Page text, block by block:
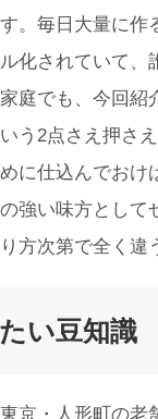
。毎日大量に
化されていて
庭でも、今回
う2点さえ押さ
に仕込んでお
強い味方とし
方次第で全く違
い豆知識
京・人形町の